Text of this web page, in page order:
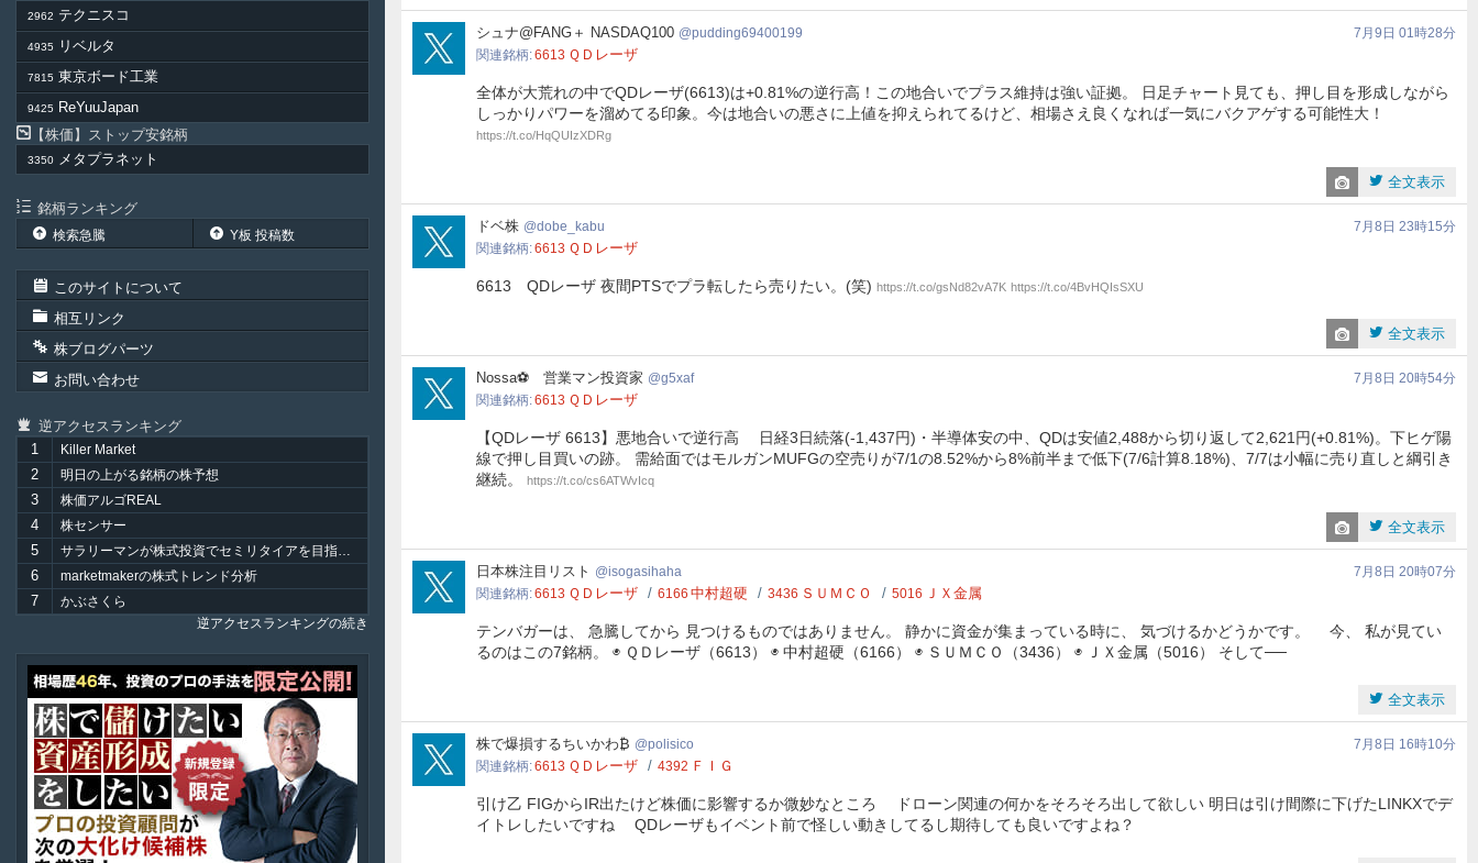
2962 テクニスコ
4935 リベルタ
7815 東京ボード工業
9425
ReYuuJapan
株価
ストップ安銘柄
3350 メタプラネット
銘柄ランキング
検索急騰 Y板 投稿数
このサイトについて
相互リンク
株ブログパーツ
お問い合わせ
逆アクセスランキング
1
Killer Market
2 明日の上がる銘柄の株予想
3 株価アルゴREAL
4 株センサー
5 サラリーマンが株式投資でセミリタイアを目指してみました。
6 marketmakerの株式トレンド分析
7
かぶさくら
逆アクセスランキングの続き
資
pudding69400199
シュナ@FANG＋ NASDAQ100 pudding69400199
7月9日 01時28分
関連銘柄 6613 ＱＤレーザ
全体が大荒れの中でQDレーザ(6613)は+0.81%の逆行高！この地合いでプラス維持は強い証拠。 ​日足チャート見ても、押し目を形成しながら
しっかりパワーを溜めてる印象。今は地合いの悪さに上値を抑えられてるけど、相場さえ良くなれば一気にバクアゲする可能性大！
https://t.co/HqQUIzXDRg
全文表示
dobe_kabu
ドベ株 dobe_kabu
7月8日 23時15分
関連銘柄 6613 ＱＤレーザ
6613 QDレーザ 夜間PTSでプラ転したら売りたい。(笑) https://t.co/gsNd82vA7K https://t.co/4BvHQIsSXU
全文表示
g5xaf
Nossa⚽ 営業マン投資家 g5xaf
7月8日 20時54分
関連銘柄 6613 ＱＤレーザ
【QDレーザ 6613】悪地合いで逆行高 日経3日続落(-1,437円)・半導体安の中、QDは安値2,488から切り返して2,621円(+0.81%)。下ヒゲ陽
線で押し目買いの跡。 需給面ではモルガンMUFGの空売りが7/1の8.52%から8%前半まで低下(7/6計算8.18%)、7/7は小幅に売り直しと綱引き
継続。
https://t.co/cs6ATWvIcq
全文表示
isogasihaha
日本株注目リスト isogasihaha
7月8日 20時07分
関連銘柄 6613 ＱＤレーザ 6166 中村超硬 3436 ＳＵＭＣＯ 5016 ＪＸ金属
テンバガーは、 急騰してから 見つけるものではありません。 静かに資金が集まっている時に、 気づけるかどうかです。 今、 私が見てい
るのはこの7銘柄。 ◉ ＱＤレーザ（6613） ◉ 中村超硬（6166） ◉ ＳＵＭＣＯ（3436） ◉ ＪＸ金属（5016） そして──
全文表示
polisico
株で爆損するちいかわ₿ polisico
7月8日 16時10分
関連銘柄 6613 ＱＤレーザ 4392 ＦＩＧ
引け乙 FIGからIR出たけど株価に影響するか微妙なところ ドローン関連の何かをそろそろ出して欲しい 明日は引け間際に下げたLINKXでデ
イトレしたいですね QDレーザもイベント前で怪しい動きしてるし期待しても良いですよね？